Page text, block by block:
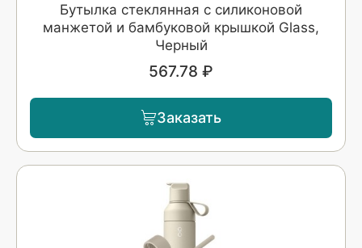
Бутылка стеклянная с силиконовой
манжетой и бамбуковой крышкой Glass,
Черный
567.78 ₽
Заказать